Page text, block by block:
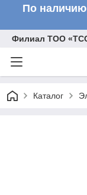
По наличию
Филиал ТОО
Каталог